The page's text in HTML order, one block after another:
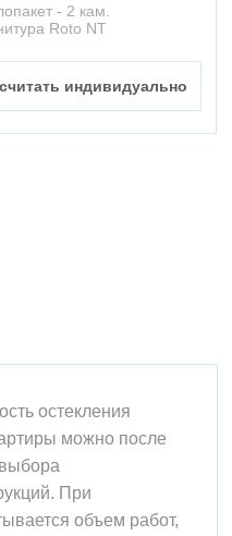
- 2 кам.
Roto NT
индивидуально
остекления
можно после
При
объем работ,